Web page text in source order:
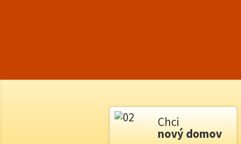
Chci
nový domov